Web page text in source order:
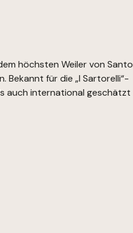
höchsten Weiler von Santo
Bekannt für die „I Sartorelli“-
auch international geschätzt